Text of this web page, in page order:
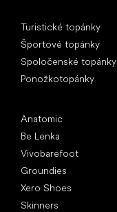
Turistické topánky
Športové topánky
Spoločenské topánky
Ponožkotopánky
Anatomic
Be Lenka
Vivobarefoot
Groundies
Xero Shoes
Skinners